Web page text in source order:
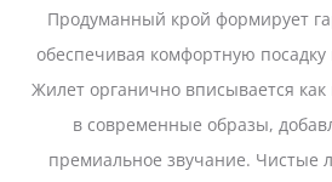
Продуманный крой формирует
обеспечивая комфортную
Жилет органично вписывается как
в современные образы,
премиальное звучание. Чистые